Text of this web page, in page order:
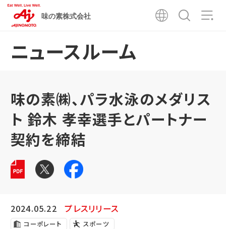
味の素株式会社
ニュースルーム
味の素㈱、パラ水泳のメダリス
ト 鈴木 孝幸選手とパートナー
契約を締結
2024.05.22 プレスリリース
コーポレート スポーツ